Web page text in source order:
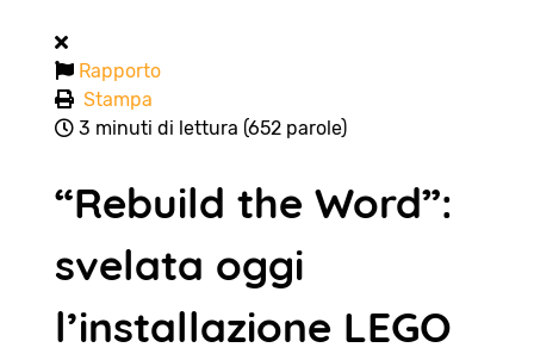
Rapporto
Stampa
3 minuti di lettura (652 parole)
“Rebuild the Word”:
svelata oggi
l’installazione LEGO